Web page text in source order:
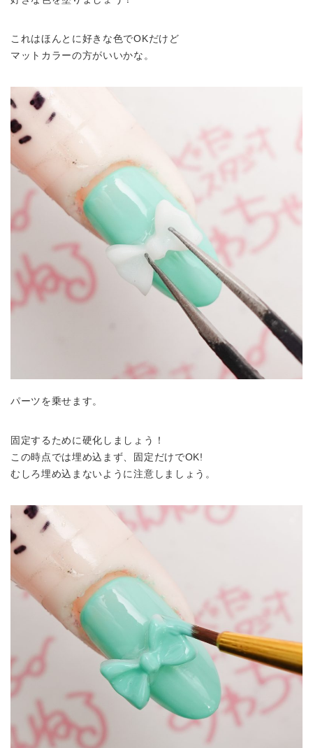
これはほんとに好きな色でOKだけど
マットカラーの方がいいかな。
パーツを乗せます。
固定するために硬化しましょう！
この時点では埋め込まず、固定だけでOK!
むしろ埋め込まないように注意しましょう。